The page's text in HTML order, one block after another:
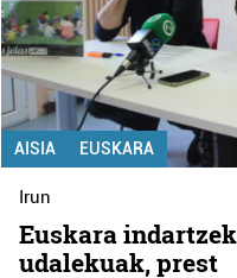
AISIA EUSKARA
Irun
Euskara
udalekuak, prest